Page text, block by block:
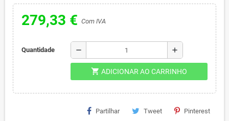
279,33 € Com IVA
Quantidade remove add
shopping_cart ADICIONAR AO CARRINHO
Partilhar Tweet Pinterest